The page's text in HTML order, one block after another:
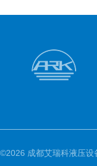
©2026 成都艾瑞科液压设